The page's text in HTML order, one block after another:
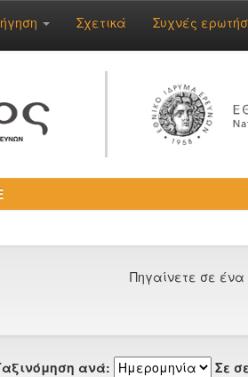
Σχετικά Συχνές
Πηγαίνετε σε ένα
ανά: Σε